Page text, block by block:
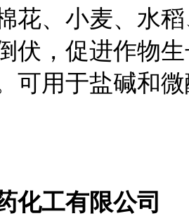
花、小麦、水
伏，促进作物
可用于盐碱和
化工有限公司